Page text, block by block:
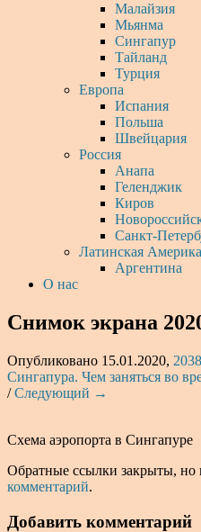
Малайзия
Мьянма
Сингапур
Тайланд
Турция
Европа
Испания
Польша
Швейцария
Россия
Анапа
Геленджик
Киров
Санкт-
Латинская Америка
Аргентина
О нас
Снимок экрана
Опубликовано 15.01.2020,
Сингапура. Чем заняться во
/Следующий →
Схема аэропорта в Сингапуре
Обратные ссылки закрыты, но
комментарий.
Добавить комментарий